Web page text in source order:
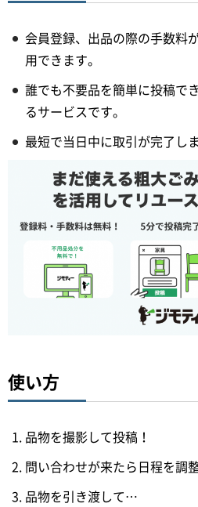
会員登録、出品の際の手数料
用できます。
誰でも不要品を簡単に投稿で
るサービスです。
最短で当日中に取引が完了しま
使い方
品物を撮影して投稿！
問い合わせが来たら日程を調
品物を引き渡して…